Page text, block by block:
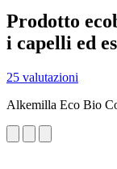
Prodotto
i capelli ed
25 valutazioni
Alkemilla Eco Bio